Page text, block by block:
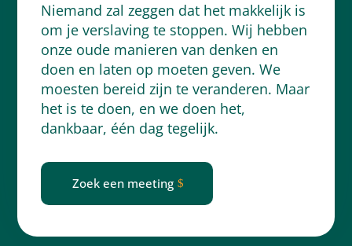
Niemand zal zeggen dat het makkelijk is
om je verslaving te stoppen. Wij hebben
onze oude manieren van denken en
doen en laten op moeten geven. We
moesten bereid zijn te veranderen. Maar
het is te doen, en we doen het,
dankbaar, één dag tegelijk.
Zoek een meeting